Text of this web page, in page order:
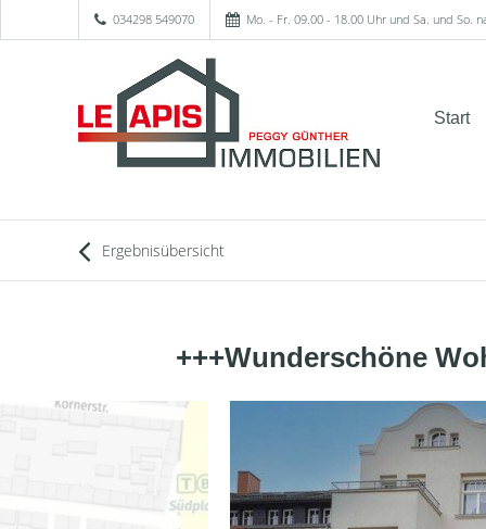
034298 549070 Mo. - Fr. 09.00 - 18.00 Uhr und Sa. und So.
Start
Ergebnisübersicht
+++Wunderschöne